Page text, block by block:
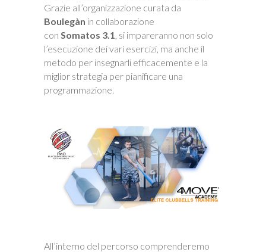
Grazie all’organizzazione curata da
Boulegàn in collaborazione
con Somatos 3.1, si impareranno non solo
l’esecuzione dei vari esercizi, ma anche il
metodo per insegnarli efficacemente e la
miglior strategia per pianificare una
programmazione.
All’interno del percorso comprenderemo